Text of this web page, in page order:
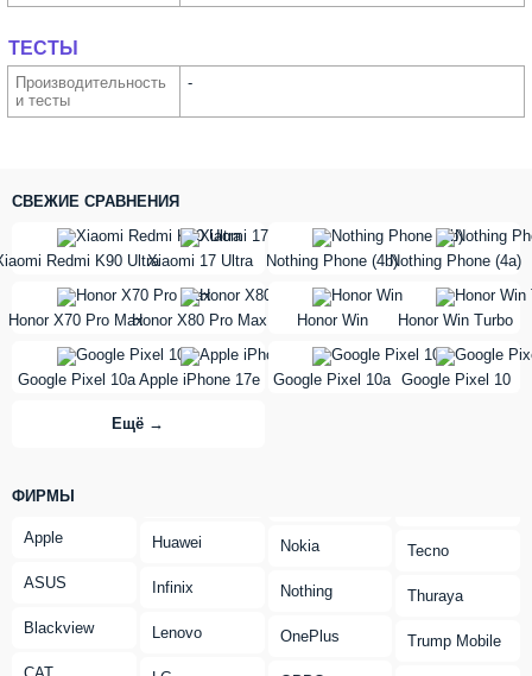
ТЕСТЫ
Производи­тельность
и тесты
-
СВЕЖИЕ СРАВНЕНИЯ
Redmi K90 Ultra
vs
Xiaomi 17 Ultra
Nothing Phone (4b)
vs
Nothing Phone (4a)
Honor X70 Pro Max
vs
Honor X80 Pro Max
Honor Win
vs
Honor Win Turbo
Google Pixel 10a
vs
Apple iPhone 17e
Google Pixel 10a
vs
Google Pixel 10
Ещё →
ФИРМЫ
Apple
ASUS
Blackview
Huawei
Infinix
Lenovo
Nokia
Nothing
OnePlus
Tecno
Thuraya
Trump Mobile